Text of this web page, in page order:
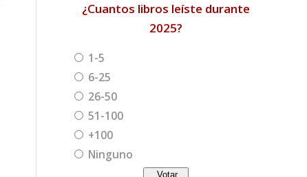
¿Cuantos libros leíste durante
2025?
1-5
6-25
26-50
51-100
+100
Ninguno